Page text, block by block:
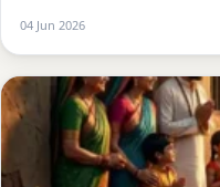
04 Jun 2026